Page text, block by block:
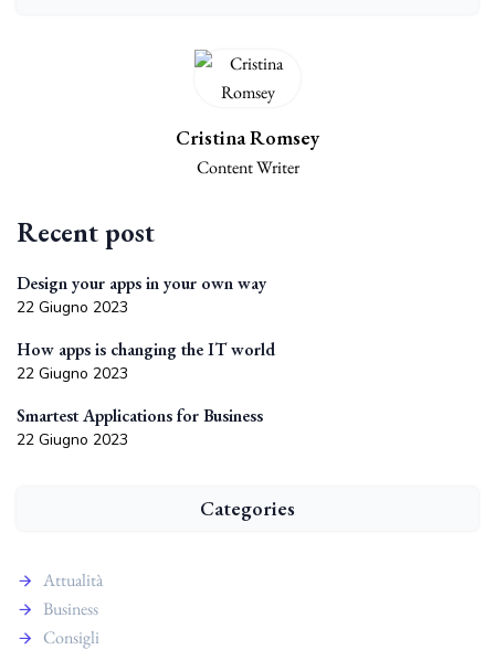
Cristina Romsey
Content Writer
Recent post
Design your apps in your own way
22 Giugno 2023
How apps is changing the IT world
22 Giugno 2023
Smartest Applications for Business
22 Giugno 2023
Categories
Attualità
Business
Consigli